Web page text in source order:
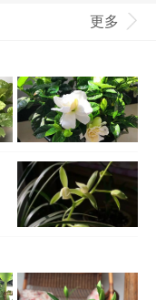
更多